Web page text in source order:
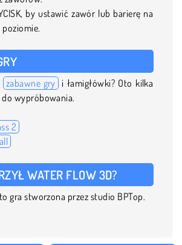
by ustawić zawór lub barierę na
zabawne gry i łamigłówki? Oto kilka
wypróbowania.
2
WATER FLOW 3D?
gra stworzona przez studio BPTop.